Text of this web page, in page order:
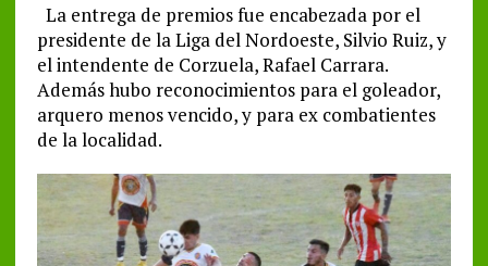
La entrega de premios fue encabezada por el
presidente de la Liga del Nordoeste, Silvio Ruiz, y
el intendente de Corzuela, Rafael Carrara.
Además hubo reconocimientos para el goleador,
arquero menos vencido, y para ex combatientes
de la localidad.